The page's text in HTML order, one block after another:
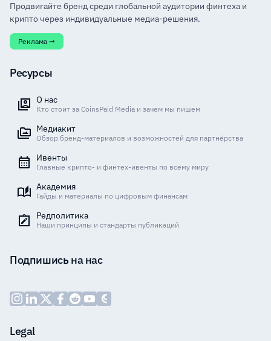
Продвигайте бренд среди глобальной аудитории финтеха и
крипто через индивидуальные медиа-решения.
Реклама →
Ресурсы
О нас
Кто стоит за CoinsPaid Media и зачем мы пишем
Медиакит
Обзор бренд-материалов и возможностей для партнёрства
Ивенты
Главные крипто- и финтех-ивенты по всему миру
Академия
Гайды и материалы по цифровым финансам
Редполитика
Наши принципы и стандарты публикаций
Подпишись на нас
Legal